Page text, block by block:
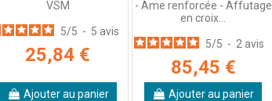
VSM
5/5 - 5 avis
25,84 €
Ajouter au panier
- Ame renforcée - Affutage
en croix...
5/5 - 2 avis
85,45 €
Ajouter au panier